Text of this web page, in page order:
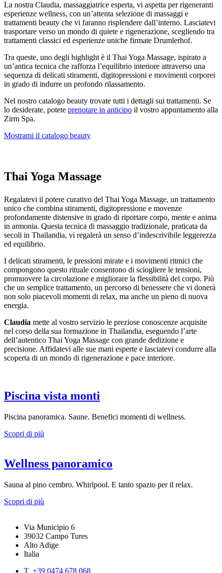
La nostra Claudia, massaggiatrice esperta, vi aspetta per rigeneranti
esperienze wellness, con un’attenta selezione di massaggi e
trattamenti beauty che vi faranno risplendere dall’interno. Lasciatevi
trasportare verso un mondo di quiete e rigenerazione, scegliendo tra
trattamenti classici ed esperienze uniche firmate Drumlerhof.
Tra queste, uno degli highlight è il Thai Yoga Massage, ispirato a
un’antica tecnica che rafforza l’equilibrio interiore attraverso una
sequenza di delicati stiramenti, digitopressioni e movimenti corporei
in grado di indurre un profondo rilassamento.
Nel nostro catalogo beauty trovate tutti i dettagli sui trattamenti. Se
lo desiderate, potete prenotare in anticipo il vostro appuntamento alla
Zirm Spa.
Mostrami il catalogo beauty
Thai Yoga Massage
Regalatevi il potere curativo del Thai Yoga Massage, un trattamento
unico che combina stiramenti, digitopressione e movenze
profondamente distensive in grado di riportare corpo, mente e anima
in armonia. Questa tecnica di massaggio tradizionale, praticata da
secoli in Thailandia, vi regalerà un senso d’indescrivibile leggerezza
ed equilibrio.
I delicati stiramenti, le pressioni mirate e i movimenti ritmici che
compongono questo rituale consentono di sciogliere le tensioni,
promuovere la circolazione e migliorare la flessibilità del corpo. Più
che un semplice trattamento, un percorso di benessere che vi donerà
non solo piacevoli momenti di relax, ma anche un pieno di nuova
energia.
Claudia mette al vostro servizio le preziose conoscenze acquisite
nel corso della sua formazione in Thailandia, eseguendo l’arte
dell’autentico Thai Yoga Massage con grande dedizione e
precisione. Affidatevi alle sue mani esperte e lasciatevi condurre alla
scoperta di un mondo di rigenerazione e pace interiore.
Piscina vista monti
Piscina panoramica. Saune. Benefici momenti di wellness.
Scopri di più
Wellness panoramico
Sauna al pino cembro. Whirlpool. E tanto spazio per il relax.
Scopri di più
Via Municipio 6
39032 Campo Tures
Alto Adige
Italia
T +39 0474 678 068